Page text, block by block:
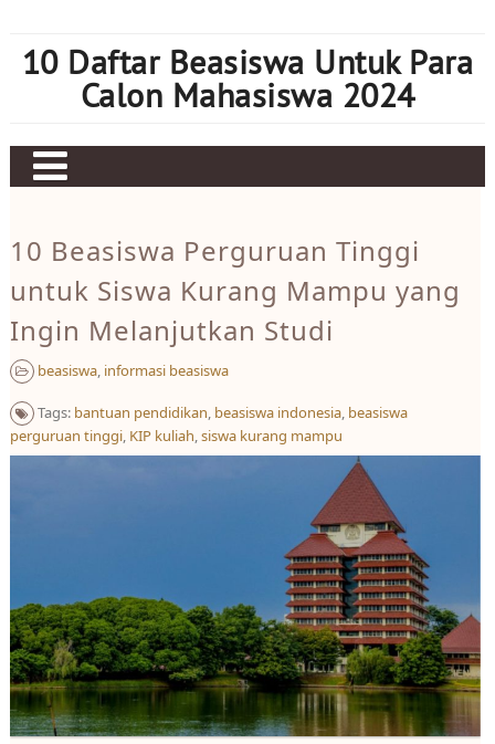
content
10 Daftar Beasiswa Untuk Para
Calon Mahasiswa 2024
Sbobet
Judi bola
Mahjong Ways 2
Slot Kamboja
Slot Thailand
10 Beasiswa Perguruan Tinggi
untuk Siswa Kurang Mampu yang
Ingin Melanjutkan Studi
beasiswa, informasi beasiswa
Tags: bantuan pendidikan, beasiswa indonesia, beasiswa
perguruan tinggi, KIP kuliah,siswa kurang mampu